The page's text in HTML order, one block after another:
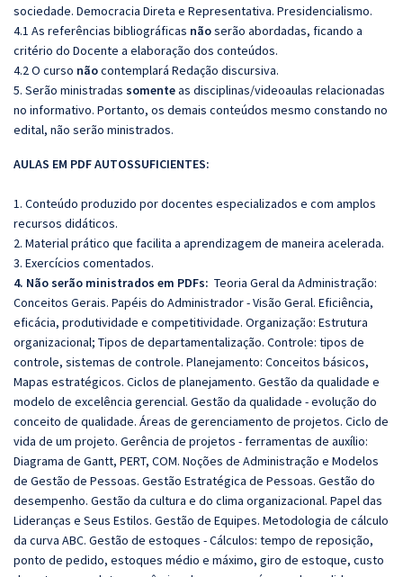
sociedade. Democracia Direta e Representativa. Presidencialismo.
4.1 As referências bibliográficas nãoserão abordadas, ficando a
critério do Docente a elaboração dos conteúdos.
4.2 O curso nãocontemplará Redação discursiva.
5. Serão ministradas somenteas disciplinas/videoaulas relacionadas
no informativo. Portanto, os demais conteúdos mesmo constando no
edital, não serão ministrados.
AULAS EM PDF AUTOSSUFICIENTES:
1. Conteúdo produzido por docentes especializados e com amplos
recursos didáticos.
2. Material prático que facilita a aprendizagem de maneira acelerada.
3. Exercícios comentados.
4. Não serão ministrados em PDFs: Teoria Geral da Administração:
Conceitos Gerais. Papéis do Administrador - Visão Geral. Eficiência,
eficácia, produtividade e competitividade. Organização: Estrutura
organizacional; Tipos de departamentalização. Controle: tipos de
controle, sistemas de controle. Planejamento: Conceitos básicos,
Mapas estratégicos. Ciclos de planejamento. Gestão da qualidade e
modelo de excelência gerencial. Gestão da qualidade - evolução do
conceito de qualidade. Áreas de gerenciamento de projetos. Ciclo de
vida de um projeto. Gerência de projetos - ferramentas de auxílio:
Diagrama de Gantt, PERT, COM. Noções de Administração e Modelos
de Gestão de Pessoas. Gestão Estratégica de Pessoas. Gestão do
desempenho. Gestão da cultura e do clima organizacional. Papel das
Lideranças e Seus Estilos. Gestão de Equipes. Metodologia de cálculo
da curva ABC. Gestão de estoques - Cálculos: tempo de reposição,
ponto de pedido, estoques médio e máximo, giro de estoque, custo